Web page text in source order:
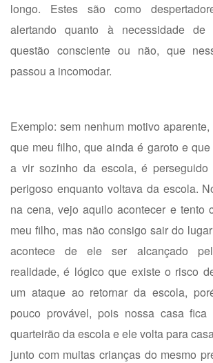
longo. Estes são como
alertando quanto à necessidade de
questão consciente ou não, que
passou a incomodar.
Exemplo: sem nenhum motivo
que meu filho, que ainda é garoto e
a vir sozinho da escola, é perseguido
perigoso enquanto voltava da escola.
na cena, vejo aquilo acontecer e tento
meu filho, mas não consigo sair do
acontece de ele ser alcançado
realidade, é lógico que existe o risco
um ataque ao retornar da escola,
pouco provável, pois nossa casa
quarteirão da escola e ele volta para
junto com muitas crianças do mesmo